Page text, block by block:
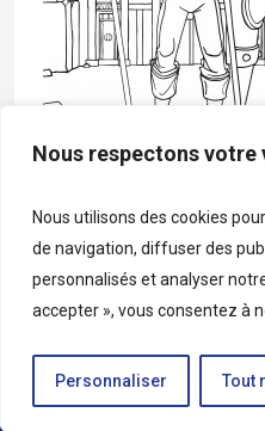
Nous respectons votre
Nous utilisons des cookies
de navigation, diffuser des
personnalisés et analyser
accepter », vous consentez à
Personnaliser Tout
Sigurn